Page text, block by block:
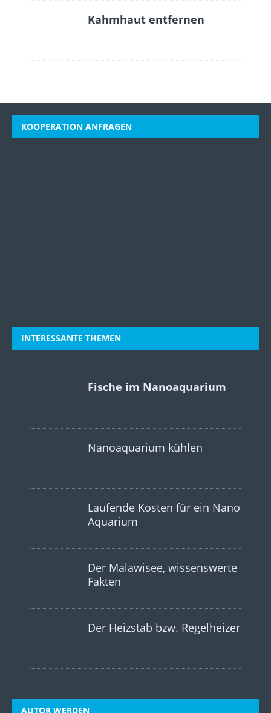
Kahmhaut entfernen
KOOPERATION ANFRAGEN
INTERESSANTE THEMEN
Fische im Nanoaquarium
Nanoaquarium kühlen
Laufende Kosten für ein Nano
Aquarium
Der Malawisee, wissenswerte
Fakten
Der Heizstab bzw. Regelheizer
AUTOR WERDEN